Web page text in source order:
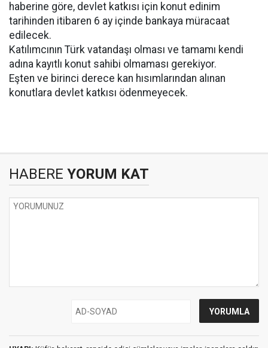
haberine göre, devlet katkısı için konut edinim
tarihinden itibaren 6 ay içinde bankaya müracaat
edilecek.
Katılımcının Türk vatandaşı olması ve tamamı kendi
adına kayıtlı konut sahibi olmaması gerekiyor.
Eşten ve birinci derece kan hısımlarından alınan
konutlara devlet katkısı ödenmeyecek.
HABERE YORUM KAT